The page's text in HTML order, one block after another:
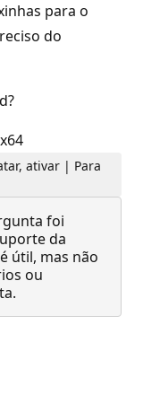
para o
do
ativar | Para
foi
da
útil, mas não
ou